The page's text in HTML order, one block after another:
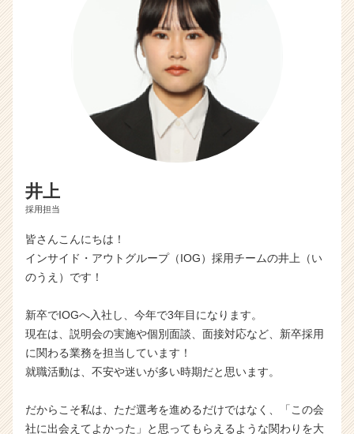
井上
採用担当
皆さんこんにちは！
インサイド・アウトグループ（IOG）採用チームの井上（い
のうえ）です！
新卒でIOGへ入社し、今年で3年目になります。
現在は、説明会の実施や個別面談、面接対応など、新卒採用
に関わる業務を担当しています！
就職活動は、不安や迷いが多い時期だと思います。
だからこそ私は、ただ選考を進めるだけではなく、「この会
社に出会えてよかった」と思ってもらえるような関わりを大